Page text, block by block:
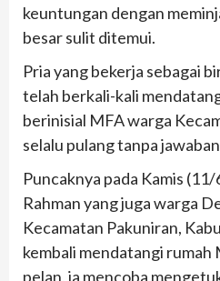
keuntungan dengan
besar sulit ditemui.
Pria yang bekerja sebagai
telah berkali-kali
berinisial MFA warga
selalu pulang tanpa
Puncaknya pada Kamis
Rahman yang juga warga
Kecamatan Pakuniran,
kembali mendatangi rumah
pelan, ia mencoba